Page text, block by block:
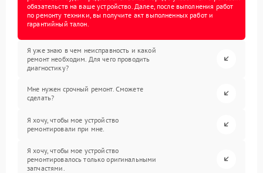
обязательств на ваше устройство. Далее, после выполнения работ
по ремонту техники, вы получите акт выполненных работ и
гарантийный талон.
Я уже знаю в чем неисправность и какой
ремонт необходим. Для чего проводить
диагностику?
Мне нужен срочный ремонт. Сможете
сделать?
Я хочу, чтобы мое устройство
ремонтировали при мне.
Я хочу, чтобы мое устройство
ремонтировалось только оригинальными
запчастями.